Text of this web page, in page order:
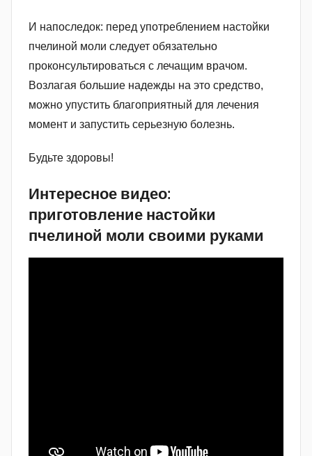
И напоследок: перед употреблением настойки
пчелиной моли следует обязательно
проконсультироваться с лечащим врачом.
Возлагая большие надежды на это средство,
можно упустить благоприятный для лечения
момент и запустить серьезную болезнь.
Будьте здоровы!
Интересное видео:
приготовление настойки
пчелиной моли своими руками